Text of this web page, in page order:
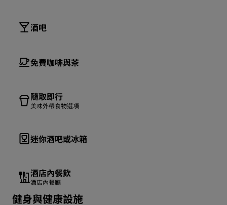
酒吧
免費咖啡與茶
隨取即行
美味外帶食物選項
迷你酒吧或冰箱
酒店內餐飲
酒店內餐廳
健身與健康設施